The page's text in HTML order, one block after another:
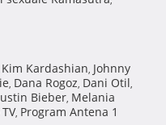
Kim Kardashian, Johnny
, Dana Rogoz, Dani Otil,
Bieber, Melania
, Program Antena 1